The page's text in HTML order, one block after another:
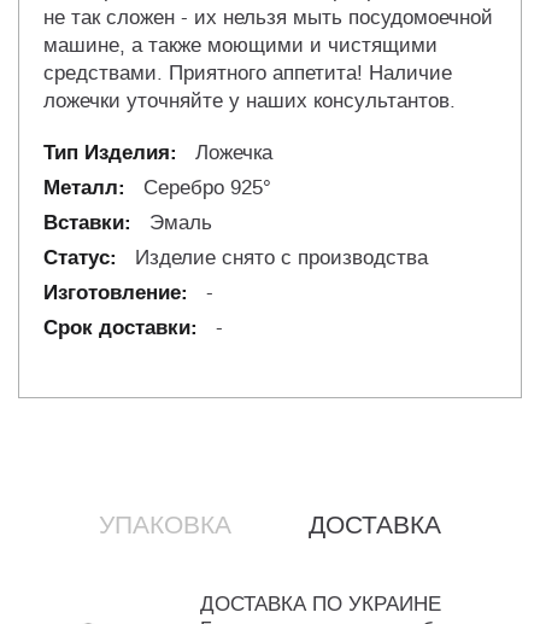
не так сложен - их нельзя мыть посудомоечной
машине, а также моющими и чистящими
средствами. Приятного аппетита! Наличие
ложечки уточняйте у наших консультантов.
Ложечка
Серебро 925°
Эмаль
Изделие снято с производства
-
-
УПАКОВКА ДОСТАВКА
ДОСТАВКА ПО УКРАИНЕ